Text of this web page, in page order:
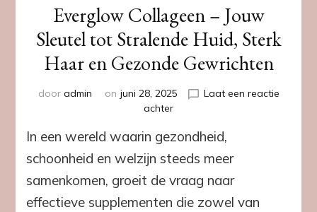
Everglow Collageen – Jouw
Sleutel tot Stralende Huid, Sterk
Haar en Gezonde Gewrichten
door admin on juni 28, 2025
Laat een reactie
achterop
Collageen
Jouw
Sleutel
tot
In een wereld waarin gezondheid,
schoonheid en welzijn steeds meer
samenkomen, groeit de vraag naar
effectieve supplementen die zowel van